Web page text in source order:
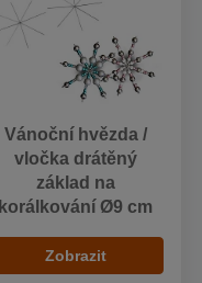
Vánoční hvězda /
vločka drátěný
základ na
korálkování Ø9 cm
Zobrazit